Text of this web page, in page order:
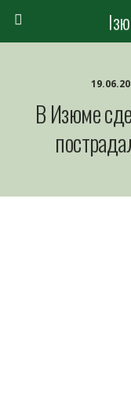
В Изюме